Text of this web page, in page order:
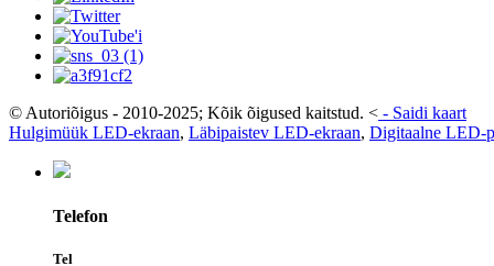
© Autoriõigus - 2010-2025; Kõik õigused kaitstud. < - Saidi kaart
Hulgimüük LED-ekraan, Läbipaistev LED-ekraan, Digitaalne LED-
Telefon
Tel